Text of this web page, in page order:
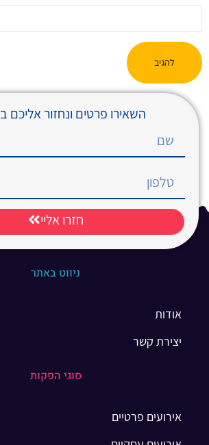
השאירו פרטים ונחזור
חזרו אליי
ניווט באתר
אודות
יצירת קשר
סוגי הפקות
אירועים פרטיים